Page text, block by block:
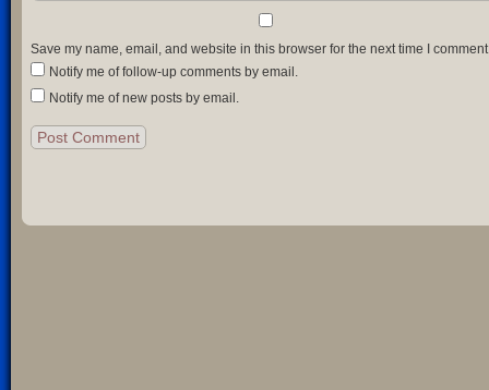
Save my name, email, and website in this browser for the next time I
Notify me of follow-up comments by email.
Notify me of new posts by email.